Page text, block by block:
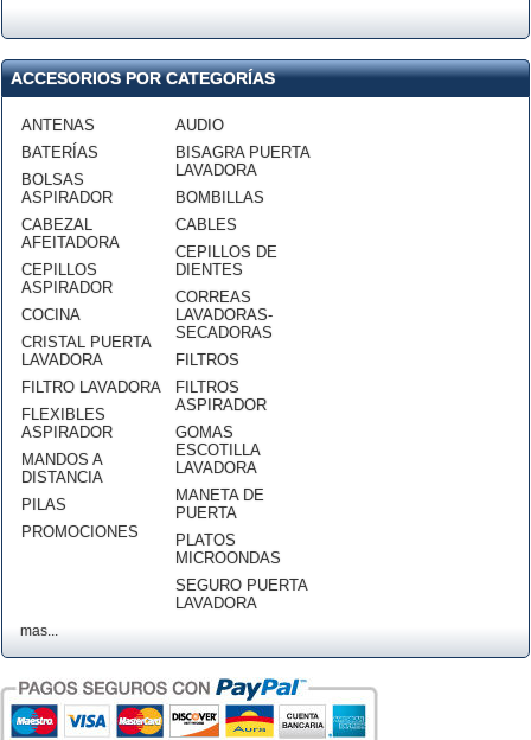
ACCESORIOS POR CATEGORÍAS
ANTENAS
BATERÍAS
BOLSAS
ASPIRADOR
CABEZAL
AFEITADORA
CEPILLOS
ASPIRADOR
COCINA
CRISTAL PUERTA
LAVADORA
FILTRO LAVADORA
FLEXIBLES
ASPIRADOR
MANDOS A
DISTANCIA
PILAS
PROMOCIONES
AUDIO
BISAGRA PUERTA
LAVADORA
BOMBILLAS
CABLES
CEPILLOS DE
DIENTES
CORREAS
LAVADORAS-
SECADORAS
FILTROS
FILTROS
ASPIRADOR
GOMAS
ESCOTILLA
LAVADORA
MANETA DE
PUERTA
PLATOS
MICROONDAS
SEGURO PUERTA
LAVADORA
mas...